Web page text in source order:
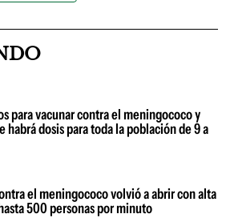
para vacunar contra el meningococo y
habrá dosis para toda la población de 9 a
el meningococo volvió a abrir con alta
500 personas por minuto